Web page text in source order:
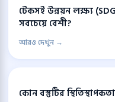
টেকসই উন্নয়ন লক্ষ্য
সবচেয়ে বেশী?
আরও দেখুন →
কোন বস্তুটির